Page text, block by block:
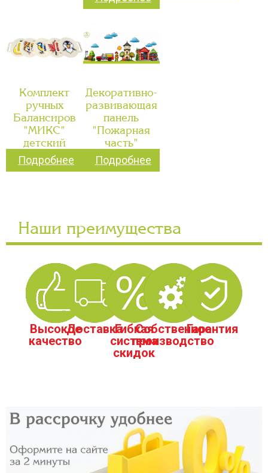
Комплект
ручных
Балансиров
"МИКС"
детский
Подробнее
Декоративно-
развивающая
панель
"Пожарная
часть"
Подробнее
Наши преимущества
Высокое
качество
ДоставкаГибкая
система
скидок
Собственное
производство
Гарантия